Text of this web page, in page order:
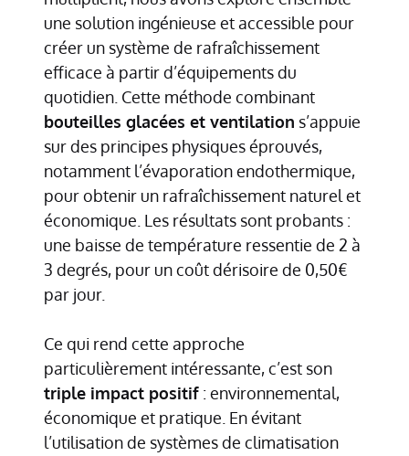
une solution ingénieuse et accessible pour
créer un système de rafraîchissement
efficace à partir d’équipements du
quotidien. Cette méthode combinant
bouteilles glacées et ventilation s’appuie
sur des principes physiques éprouvés,
notamment l’évaporation endothermique,
pour obtenir un rafraîchissement naturel et
économique. Les résultats sont probants :
une baisse de température ressentie de 2 à
3 degrés, pour un coût dérisoire de 0,50€
par jour.
Ce qui rend cette approche
particulièrement intéressante, c’est son
triple impact positif : environnemental,
économique et pratique. En évitant
l’utilisation de systèmes de climatisation